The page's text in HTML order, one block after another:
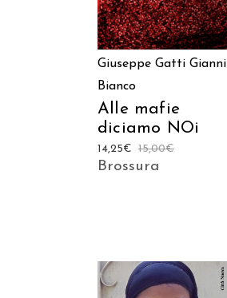
Giuseppe Gatti Gianni
Bianco
Alle mafie
diciamo NOi
15,00€
14,25€
Brossura